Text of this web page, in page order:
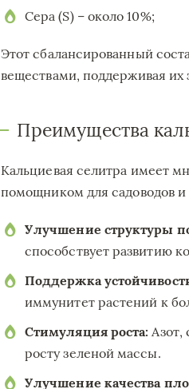
Сера (S) – около 10%;
Этот сбалансированный
веществами, поддерживая их
Преимущества
Кальциевая селитра имеет
помощником для садоводов и
Улучшение структуры
способствует развитию
Поддержка
иммунитет растений к
Стимуляция роста: Азот,
росту зеленой массы.
Улучшение качества